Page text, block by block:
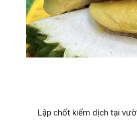
Lập chốt kiểm dịch tại